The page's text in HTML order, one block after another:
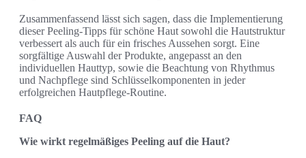
Zusammenfassend lässt sich sagen, dass die Implementierung
dieser Peeling-Tipps für schöne Haut sowohl die Hautstruktur
verbessert als auch für ein frisches Aussehen sorgt. Eine
sorgfältige Auswahl der Produkte, angepasst an den
individuellen Hauttyp, sowie die Beachtung von Rhythmus
und Nachpflege sind Schlüsselkomponenten in jeder
erfolgreichen Hautpflege-Routine.
FAQ
Wie wirkt regelmäßiges Peeling auf die Haut?